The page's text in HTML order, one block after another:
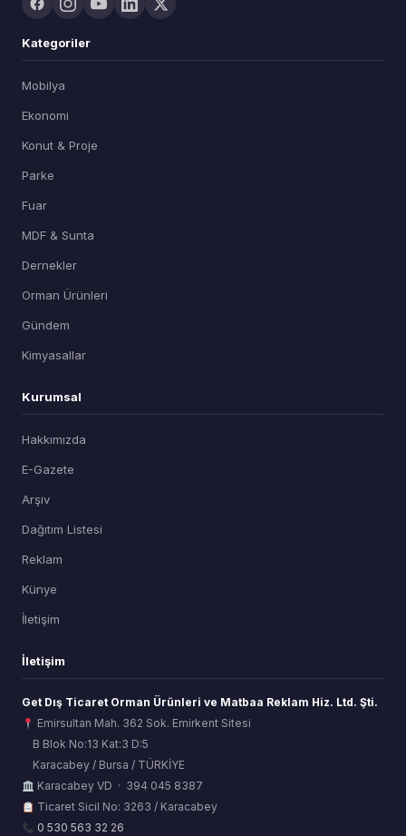
Kategoriler
Mobilya
Ekonomi
Konut & Proje
Parke
Fuar
MDF & Sunta
Dernekler
Orman Ürünleri
Gündem
Kimyasallar
Kurumsal
Hakkımızda
E-Gazete
Arşiv
Dağıtım Listesi
Reklam
Künye
İletişim
İletişim
Get Dış Ticaret Orman Ürünleri ve Matbaa Reklam Hiz. Ltd. Şti.
Emirsultan Mah. 362 Sok. Emirkent Sitesi
B Blok No:13 Kat:3 D:5
Karacabey / Bursa / TÜRKİYE
Karacabey VD · 394 045 8387
Ticaret Sicil No: 3263 / Karacabey
0 530 563 32 26
ORSİAD AI
Sektörel Hafıza Asistanı